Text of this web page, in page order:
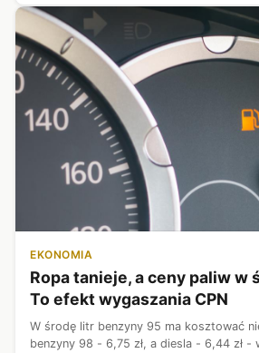
EKONOMIA
Ropa tanieje, a ceny paliw w
To efekt wygaszania CPN
W środę litr benzyny 95 ma kosztować
benzyny 98 - 6,75 zł, a diesla - 6,44 zł -